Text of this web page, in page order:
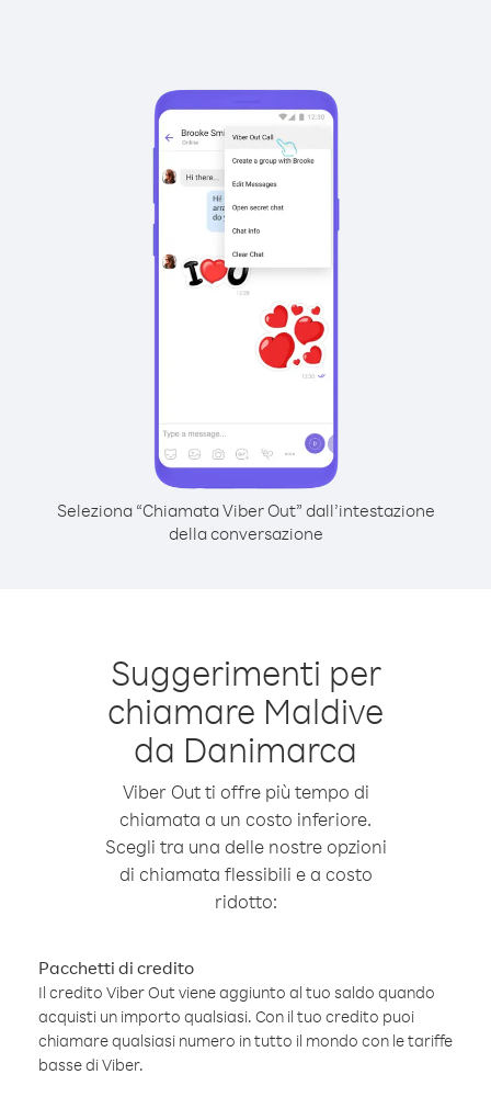
Seleziona “Chiamata Viber Out” dall’intestazione
della conversazione
Suggerimenti per
chiamare Maldive
da Danimarca
Viber Out ti offre più tempo di
chiamata a un costo inferiore.
Scegli tra una delle nostre opzioni
di chiamata flessibili e a costo
ridotto:
Pacchetti di credito
Il credito Viber Out viene aggiunto al tuo saldo quando
acquisti un importo qualsiasi. Con il tuo credito puoi
chiamare qualsiasi numero in tutto il mondo con le tariffe
basse di Viber.